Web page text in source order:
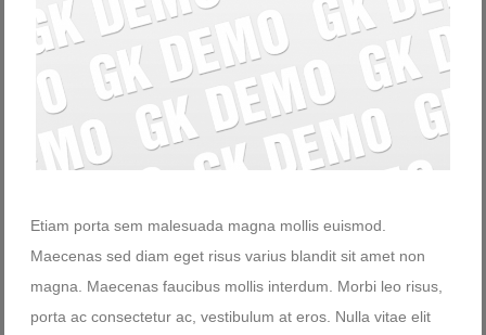
Etiam porta sem malesuada magna mollis euismod.
Maecenas sed diam eget risus varius blandit sit amet non
magna. Maecenas faucibus mollis interdum. Morbi leo risus,
porta ac consectetur ac, vestibulum at eros. Nulla vitae elit